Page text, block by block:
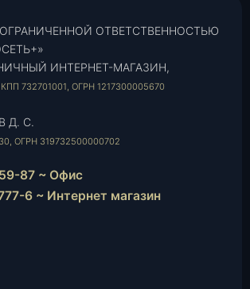
ОТВЕТСТВЕННОСТЬЮ
ИНТЕРНЕТ-МАГАЗИН,
732701001, ОГРН 1217300005670
Д. С.
ОГРН 319732500000702
87 ~ Офис
6 ~ Интернет магазин